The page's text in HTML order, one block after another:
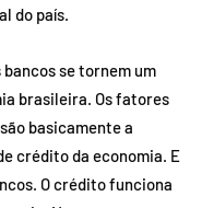
do país.
se tornem um
brasileira. Os fatores
basicamente a
crédito da economia. E
O crédito funciona